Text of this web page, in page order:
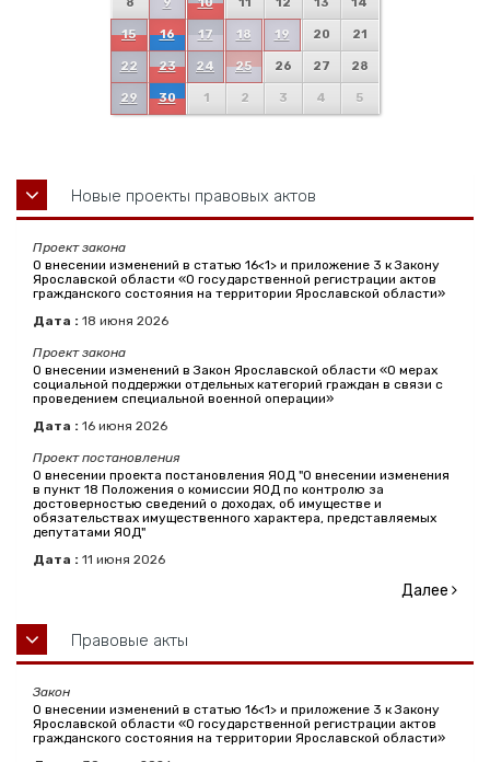
8 9 10 11 12 13 14
15 16 17 18 19 20 21
22 23 24 25 26 27 28
29 30 1 2 3 4 5
Новые проекты правовых актов
Проект закона
О внесении изменений в статью 16<1> и приложение 3 к Закону
Ярославской области «О государственной регистрации актов
гражданского состояния на территории Ярославской области»
Дата : 18 июня 2026
Проект закона
О внесении изменений в Закон Ярославской области «О мерах
социальной поддержки отдельных категорий граждан в связи с
проведением специальной военной операции»
Дата : 16 июня 2026
Проект постановления
О внесении проекта постановления ЯОД "О внесении изменения
в пункт 18 Положения о комиссии ЯОД по контролю за
достоверностью сведений о доходах, об имуществе и
обязательствах имущественного характера, представляемых
депутатами ЯОД"
Дата : 11 июня 2026
Далее
Правовые акты
Закон
О внесении изменений в статью 16<1> и приложение 3 к Закону
Ярославской области «О государственной регистрации актов
гражданского состояния на территории Ярославской области»